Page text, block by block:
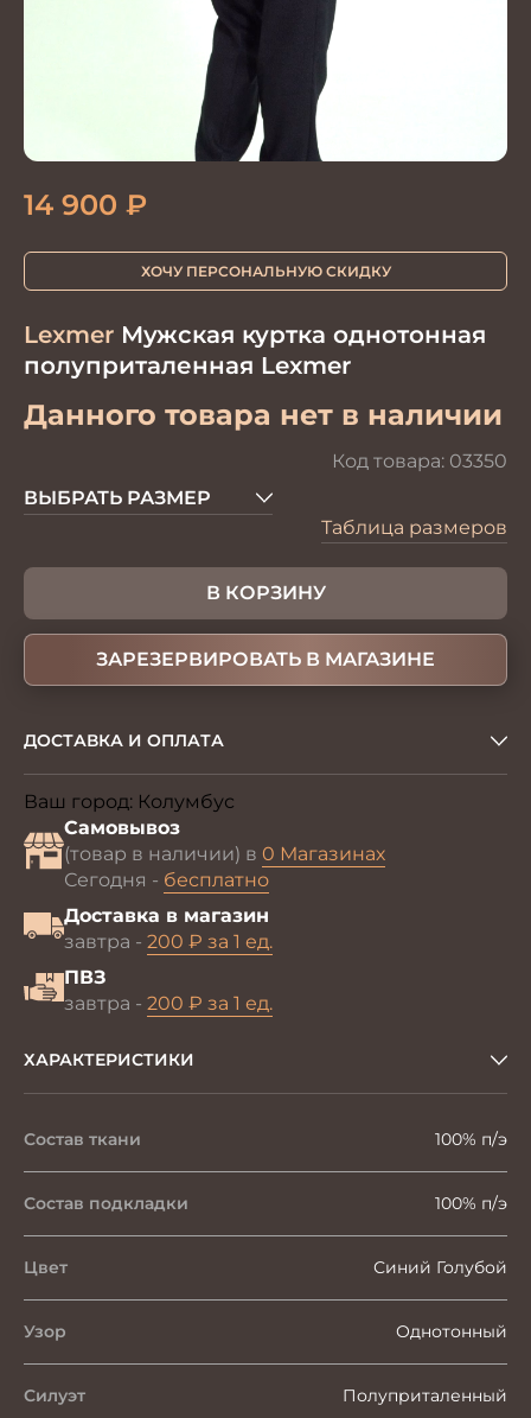
Lexmer Мужская куртка однотонная
полуприталенная Lexmer
Данного товара нет в наличии
Код товара: 03350
14 900 ₽
ХОЧУ ПЕРСОНАЛЬНУЮ СКИДКУ
ВЫБРАТЬ РАЗМЕР
Таблица размеров
В КОРЗИНУ
ЗАРЕЗЕРВИРОВАТЬ В МАГАЗИНЕ
ДОСТАВКА И ОПЛАТА
Ваш город: Колумбус
Самовывоз
(товар в наличии) в 0 Магазинах
Сегодня - бесплатно
Доставка в магазин
завтра - 200 ₽ за 1 ед.
ПВЗ
завтра - 200 ₽ за 1 ед.
ХАРАКТЕРИСТИКИ
Состав ткани 100% п/э
Состав подкладки 100% п/э
Цвет Синий Голубой
Узор Однотонный
Силуэт Полуприталенный